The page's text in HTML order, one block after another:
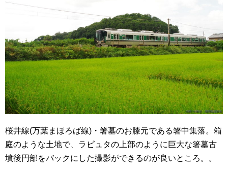
桜井線(万葉まほろば線)・箸墓のお膝元である箸中集落。箱
庭のような土地で、ラピュタの上部のように巨大な箸墓古
墳後円部をバックにした撮影ができるのが良いところ。。